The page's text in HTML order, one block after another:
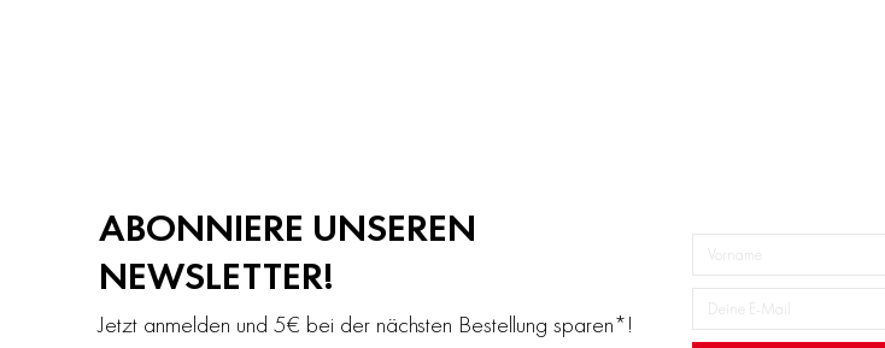
ABONNIERE UNSEREN
NEWSLETTER!
Jetzt anmelden und 5€ bei der nächsten Bestellung sparen*!